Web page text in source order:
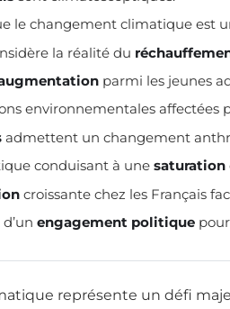
le changement climatique est
la réalité du
parmi les jeunes
environnementales affectées
admettent un changement
conduisant à une saturation
croissante chez les Français
engagement politique
représente un défi